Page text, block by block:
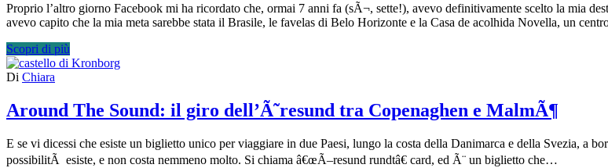
Proprio l’altro giorno Facebook mi ha ricordato che, ormai 7 anni fa (sÃ¬, sette!), avevo definitivamente scelto la mia
avevo capito che la mia meta sarebbe stata il Brasile, le favelas di Belo Horizonte e la Casa de acolhida Novella, un
Scopri di più
Di Chiara
Around The Sound: il giro dell’Ã˜resund tra Copenaghen e MalmÃ¶
E se vi dicessi che esiste un biglietto unico per viaggiare in due Paesi, lungo la costa della Danimarca e della Svezia, a
possibilitÃ esiste, e non costa nemmeno molto. Si chiama â€œÃ–resund rundtâ€ card, ed Ã¨ un biglietto che…